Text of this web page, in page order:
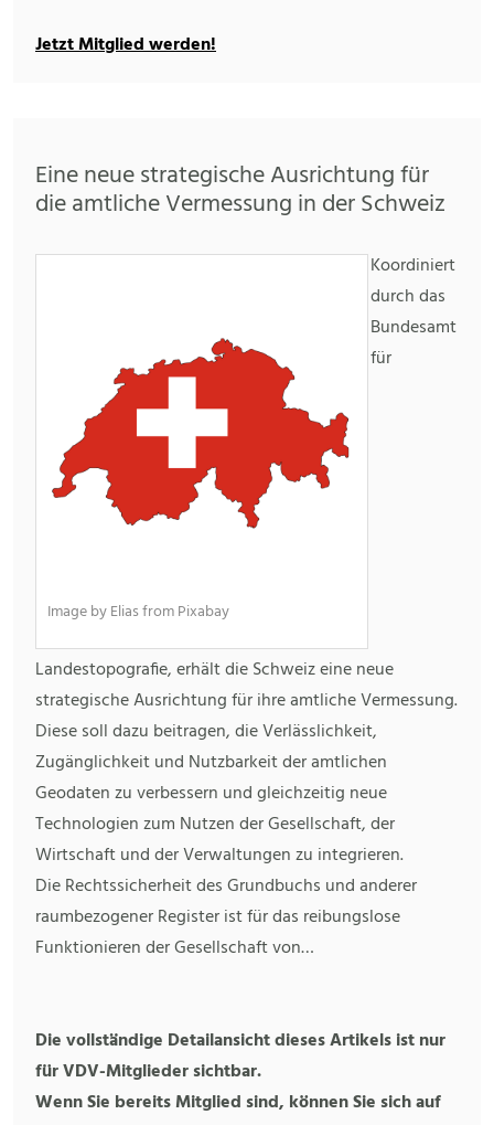
Jetzt Mitglied werden!
Eine neue strategische Ausrichtung für
die amtliche Vermessung in der Schweiz
Image by Elias from Pixabay
Koordiniert
durch das
Bundesamt
für
Landestopografie, erhält die Schweiz eine neue
strategische Ausrichtung für ihre amtliche Vermessung.
Diese soll dazu beitragen, die Verlässlichkeit,
Zugänglichkeit und Nutzbarkeit der amtlichen
Geodaten zu verbessern und gleichzeitig neue
Technologien zum Nutzen der Gesellschaft, der
Wirtschaft und der Verwaltungen zu integrieren.
Die Rechtssicherheit des Grundbuchs und anderer
raumbezogener Register ist für das reibungslose
Funktionieren der Gesellschaft von…
Die vollständige Detailansicht dieses Artikels ist nur
für VDV-Mitglieder sichtbar.
Wenn Sie bereits Mitglied sind, können Sie sich auf